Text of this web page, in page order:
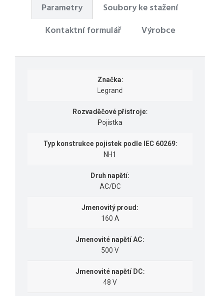
Parametry
Soubory ke stažení
Kontaktní formulář
Výrobce
Značka:
Legrand
Rozvaděčové přístroje:
Pojistka
Typ konstrukce pojistek podle IEC 60269:
NH1
Druh napětí:
AC/DC
Jmenovitý proud:
160 A
Jmenovité napětí AC:
500 V
Jmenovité napětí DC:
48 V